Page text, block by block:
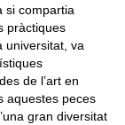
si compartia
pràctiques
universitat, va
de l’art en
aquestes peces
gran diversitat